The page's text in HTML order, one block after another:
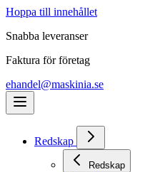
Hoppa till innehållet
Snabba leveranser
Faktura för företag
ehandel@maskinia.se
Redskap
Redskap